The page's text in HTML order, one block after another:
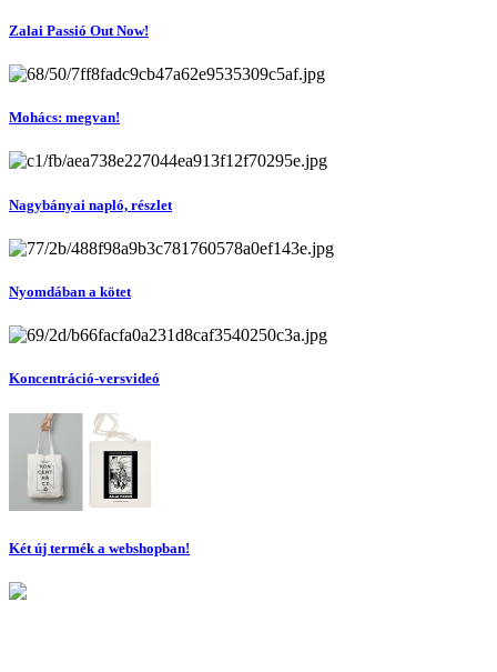
Zalai Passió Out Now!
Mohács: megvan!
Nagybányai napló, részlet
Nyomdában a kötet
Koncentráció-versvideó
Két új termék a webshopban!